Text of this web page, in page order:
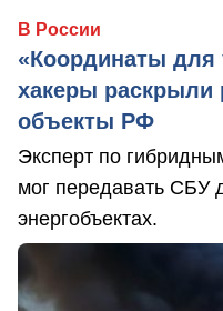
В России
«Координаты для
хакеры раскрыли
объекты РФ
Эксперт по
мог передавать СБУ
энергобъектах.